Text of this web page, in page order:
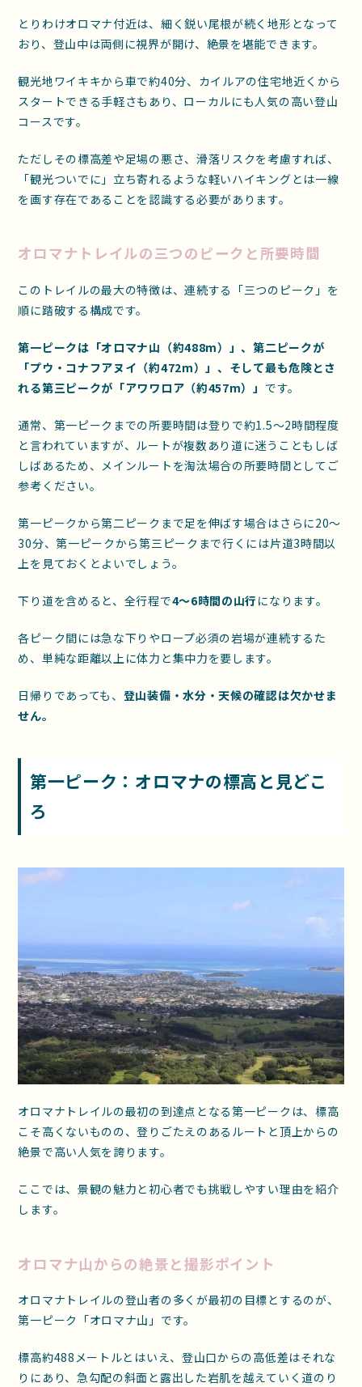
とりわけオロマナ付近は、細く鋭い尾根が続く地形となって
おり、登山中は両側に視界が開け、絶景を堪能できます。
観光地ワイキキから車で約40分、カイルアの住宅地近くから
スタートできる手軽さもあり、ローカルにも人気の高い登山
コースです。
ただしその標高差や足場の悪さ、滑落リスクを考慮すれば、
「観光ついでに」立ち寄れるような軽いハイキングとは一線
を画す存在であることを認識する必要があります。
オロマナトレイルの三つのピークと所要時間
このトレイルの最大の特徴は、連続する「三つのピーク」を
順に踏破する構成です。
第一ピークは「オロマナ山（約488m）」、第二ピークが
「プウ・コナフアヌイ（約472m）」、そして最も危険とさ
れる第三ピークが「アワワロア（約457m）」 です。
通常、第一ピークまでの所要時間は登りで約1.5〜2時間程度
と言われていますが、ルートが複数あり道に迷うこともしば
しばあるため、メインルートを淘汰場合の所要時間としてご
参考ください。
第一ピークから第二ピークまで足を伸ばす場合はさらに20〜
30分、第一ピークから第三ピークまで行くには片道3時間以
上を見ておくとよいでしょう。
下り道を含めると、全行程で4〜6時間の山行 になります。
各ピーク間には急な下りやロープ必須の岩場が連続するた
め、単純な距離以上に体力と集中力を要します。
日帰りであっても、 登山装備・水分・天候の確認は欠かせま
せん。
第一ピーク：オロマナの標高と見どこ
ろ
オロマナトレイルの最初の到達点となる第一ピークは、標高
こそ高くないものの、登りごたえのあるルートと頂上からの
絶景で高い人気を誇ります。
ここでは、景観の魅力と初心者でも挑戦しやすい理由を紹介
します。
オロマナ山からの絶景と撮影ポイント
オロマナトレイルの登山者の多くが最初の目標とするのが、
第一ピーク「オロマナ山」です。
標高約488メートルとはいえ、登山口からの高低差はそれな
りにあり、急勾配の斜面と露出した岩肌を越えていく道のり